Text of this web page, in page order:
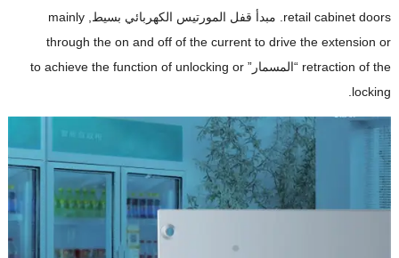
retail cabinet doors . مبدأ قفل المورتيس الكهربائي بسيط, mainly
through the on and off of the current to drive the extension or
retraction of the “المسمار” to achieve the function of unlocking or
locking